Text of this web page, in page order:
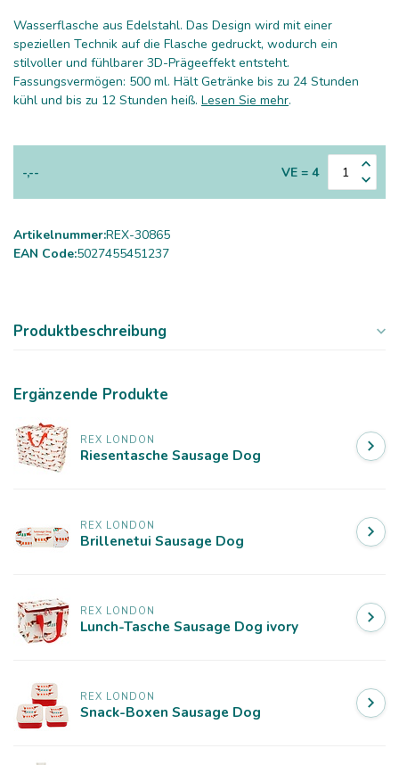
Wasserflasche aus Edelstahl. Das Design wird mit einer
speziellen Technik auf die Flasche gedruckt, wodurch ein
stilvoller und fühlbarer 3D-Prägeeffekt entsteht.
Fassungsvermögen: 500 ml. Hält Getränke bis zu 24 Stunden
kühl und bis zu 12 Stunden heiß. Lesen Sie mehr.
-,-- VE = 4
Artikelnummer:REX-30865
EAN Code:5027455451237
Produktbeschreibung
Ergänzende Produkte
REX LONDON
Riesentasche Sausage Dog
REX LONDON
Brillenetui Sausage Dog
REX LONDON
Lunch-Tasche Sausage Dog ivory
REX LONDON
Snack-Boxen Sausage Dog